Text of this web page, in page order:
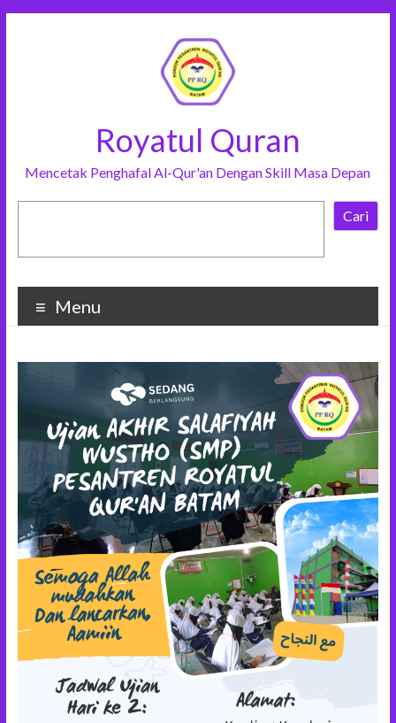
Royatul Quran
Mencetak Penghafal Al-Qur'an Dengan Skill Masa Depan
Cari
Menu